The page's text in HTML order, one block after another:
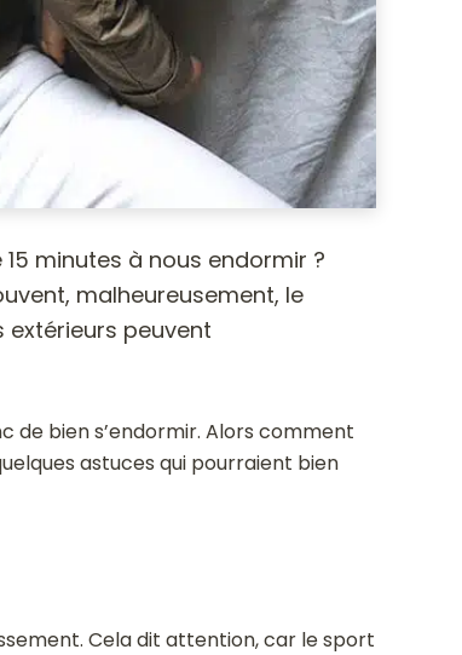
minutes à nous endormir ?
malheureusement, le
extérieurs peuvent
de bien s’endormir. Alors comment
astuces qui pourraient bien
Cela dit attention, car le sport